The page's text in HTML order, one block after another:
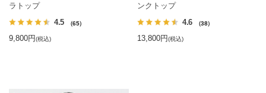
ラトップ
4.5 （65）
9,800円(税込)
ンクトップ
4.6 （38）
13,800円(税込)